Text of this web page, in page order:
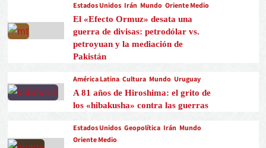
Estados Unidos Irán Mundo Oriente Medio
El «Efecto Ormuz» desata una
guerra de divisas: petrodólar vs.
petroyuan y la mediación de
Pakistán
América Latina Cultura Mundo Uruguay
A 81 años de Hiroshima: el grito de
los «hibakusha» contra las guerras
Estados Unidos Geopolítica Irán Mundo
Oriente Medio